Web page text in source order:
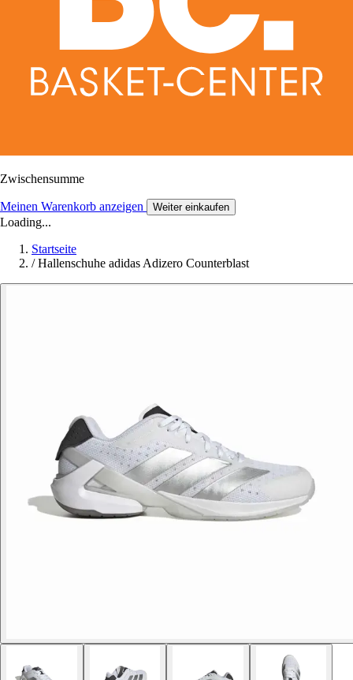
Zwischensumme
Meinen Warenkorb anzeigen Weiter einkaufen
Loading...
Startseite
/ Hallenschuhe adidas Adizero Counterblast